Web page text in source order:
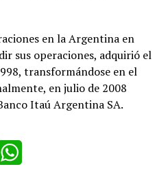
en la Argentina en
sus operaciones, adquirió el
transformándose en el
en julio de 2008
Itaú Argentina SA.